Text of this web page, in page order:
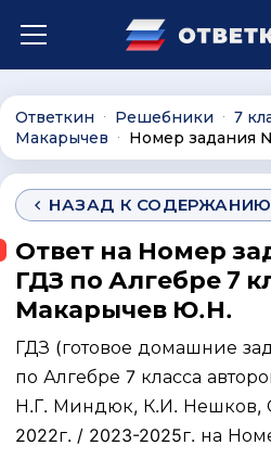
Ответкин ∙ Решебники ∙ 7
Макарычев ∙ Номер задания
НАЗАД К СОДЕРЖАНИЮ
Ответ на Номер
ГДЗ по Алгебре 7
Макарычев Ю.Н.
ГДЗ (готовое домашние
по Алгебре 7 класса
Н.Г. Миндюк, К.И. Нешков,
2022г. / 2023-2025г. на